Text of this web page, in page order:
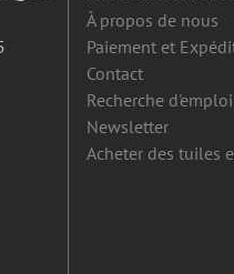
À propos de nous
Paiement et
Contact
Recherche d'emploi
Newsletter
Acheter des tuiles